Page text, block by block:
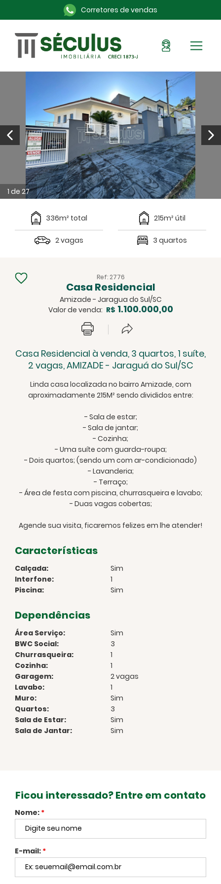
Corretores de vendas
Sou Cliente
Imóveis na planta
Alugue aqui
Blog
Anuncie seu imóvel
Sobre a Séculus
Contato
1 de 27
336m² total 215m² útil
2 vagas 3 quartos
Ref: 2776
Casa Residencial
Amizade - Jaragua do Sul/SC
Valor de venda: R$ 1.100.000,00
Casa Residencial à venda, 3 quartos, 1 suíte,
2 vagas, AMIZADE - Jaraguá do Sul/SC
Linda casa localizada no bairro Amizade, com
aproximadamente 215M² sendo divididos entre:
- Sala de estar;
- Sala de jantar;
- Cozinha;
- Uma suíte com guarda-roupa;
- Dois quartos; (sendo um com ar-condicionado)
- Lavanderia;
- Terraço;
- Área de festa com piscina, churrasqueira e lavabo;
- Duas vagas cobertas;
Agende sua visita, ficaremos felizes em lhe atender!
Características
Calçada:
Sim
Interfone:
1
Piscina:
Sim
Dependências
Área Serviço:
Sim
BWC Social:
3
Churrasqueira:
1
Cozinha:
1
Garagem:
2 vagas
Lavabo:
1
Muro:
Sim
Quartos:
3
Sala de Estar:
Sim
Sala de Jantar:
Sim
Ficou interessado? Entre em contato
Nome: *
E-mail: *